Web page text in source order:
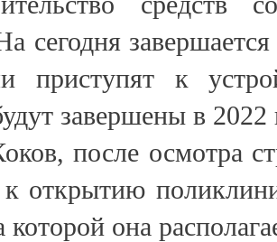
сегодня
приступят к
завершены в 2022
после осмотра
открытию
которой она